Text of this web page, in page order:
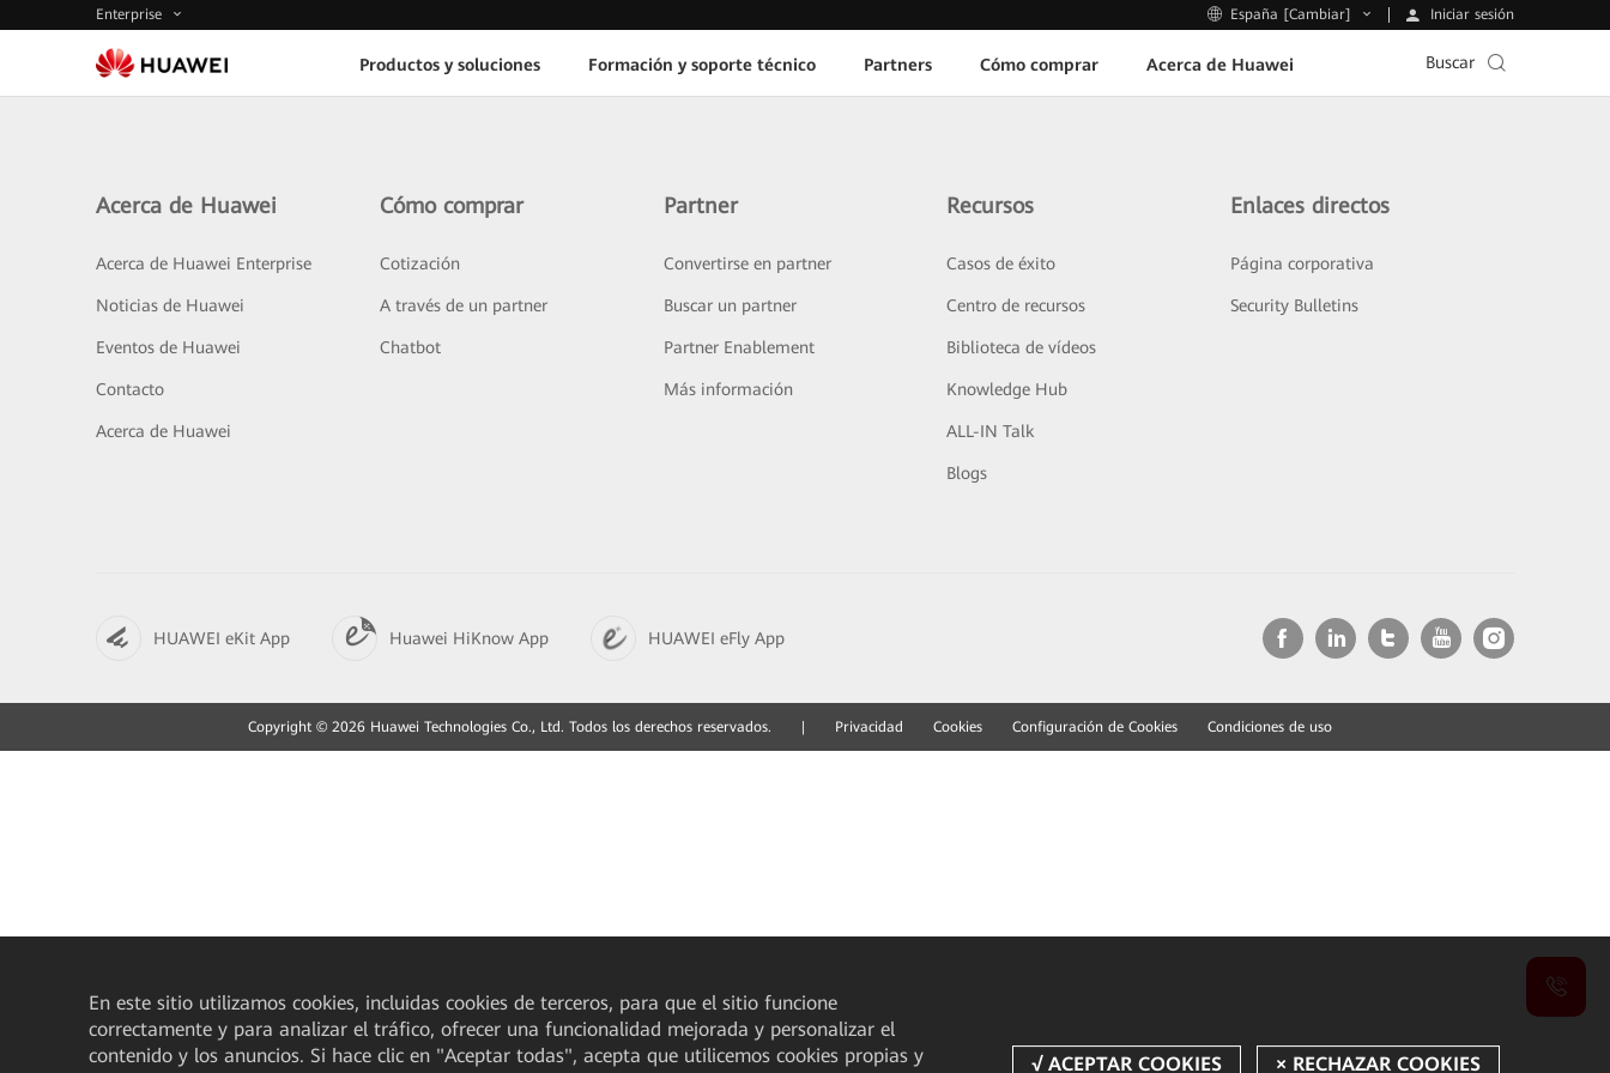
Enterprise España [Cambiar] Iniciar sesión
Productos y soluciones Formación y soporte técnico Partners Cómo comprar Acerca de Huawei Buscar
Acerca de Huawei
Acerca de Huawei Enterprise
Noticias de Huawei
Eventos de Huawei
Contacto
Acerca de Huawei
Cómo comprar
Cotización
A través de un partner
Chatbot
Partner
Convertirse en partner
Buscar un partner
Partner Enablement
Más información
Recursos
Casos de éxito
Centro de recursos
Biblioteca de vídeos
Knowledge Hub
ALL-IN Talk
Blogs
Enlaces directos
Página corporativa
Security Bulletins
HUAWEI eKit App Huawei HiKnow App HUAWEI eFly App
Copyright © 2026 Huawei Technologies Co., Ltd. Todos los derechos reservados. Privacidad Cookies Configuración de Cookies Condiciones de uso
En este sitio utilizamos cookies, incluidas cookies de terceros, para que el sitio funcione
correctamente y para analizar el tráfico, ofrecer una funcionalidad mejorada y personalizar el
contenido y los anuncios. Si hace clic en "Aceptar todas", acepta que utilicemos cookies propias y